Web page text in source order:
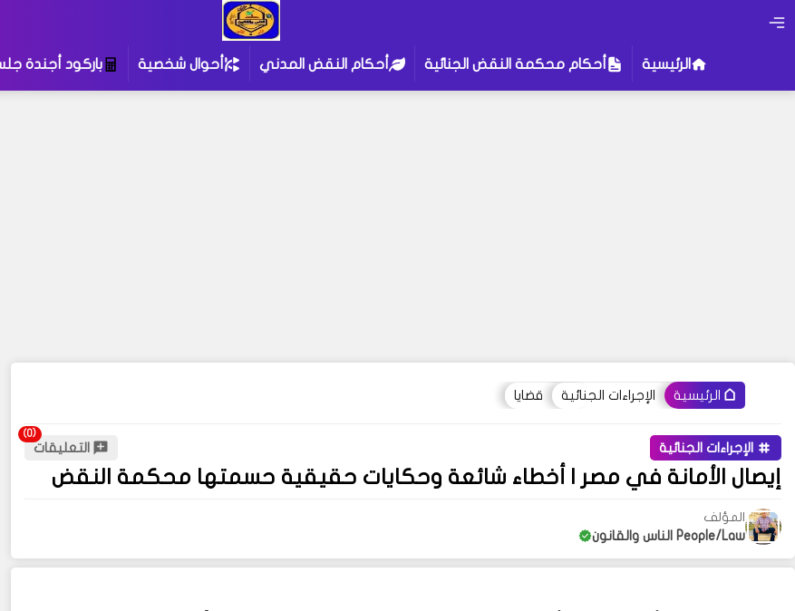
الرئيسية أحكام محكمة النقض الجنائية أحكام النقض المدني أحوال شخصية باركود أجندة
الرئيسية الإجراءات الجنائية قضايا
الإجراءات الجنائية التعليقات
إيصال الأمانة في مصر | أخطاء شائعة وحكايات حقيقية حسمتها محكمة النقض
المؤلف
People/Law الناس والقانون